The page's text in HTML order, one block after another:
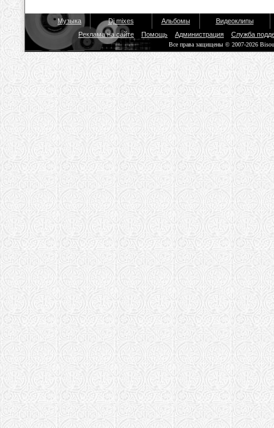
Музыка Dj mixes Альбомы
Видеоклипы
Реклама на сайте
Помощь Администрация Служба
Все права защищены © 2007-2026